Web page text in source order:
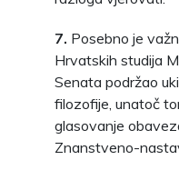
7. Posebno je
Hrvatskih studija
Senata podržao
filozofije, unatoč
glasovanje
Znanstveno-